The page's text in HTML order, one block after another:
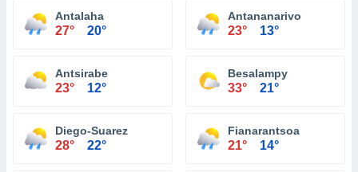
Antalaha
27° 20°
Antananarivo
23° 13°
Antsirabe
23° 12°
Besalampy
33° 21°
Diego-Suarez
28° 22°
Fianarantsoa
21° 14°